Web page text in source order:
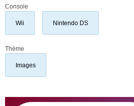
Console
Wii Nintendo DS
Thème
Images